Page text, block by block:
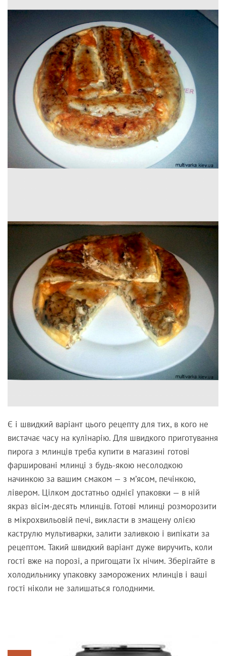
Є і швидкий варіант цього рецепту для тих, в кого не
вистачає часу на кулінарію. Для швидкого приготування
пирога з млинців треба купити в магазині готові
фаршировані млинці з будь-якою несолодкою
начинкою за вашим смаком — з м’ясом, печінкою,
лівером. Цілком достатньо однієї упаковки — в ній
якраз вісім-десять млинців. Готові млинці розморозити
в мікрохвильовій печі, викласти в змащену олією
каструлю мультиварки, залити заливкою і випікати за
рецептом. Такий швидкий варіант дуже виручить, коли
гості вже на порозі, а пригощати їх нічим. Зберігайте в
холодильнику упаковку заморожених млинців і ваші
гості ніколи не залишаться голодними.